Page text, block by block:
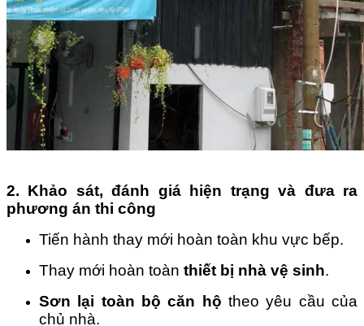
2. Khảo sát, đánh giá hiện trạng và đưa ra
phương án thi công
Tiến hành thay mới hoàn toàn khu vực bếp.
Thay mới hoàn toàn thiết bị nhà vệ sinh.
Sơn lại toàn bộ căn hộ theo yêu cầu của
chủ nhà.